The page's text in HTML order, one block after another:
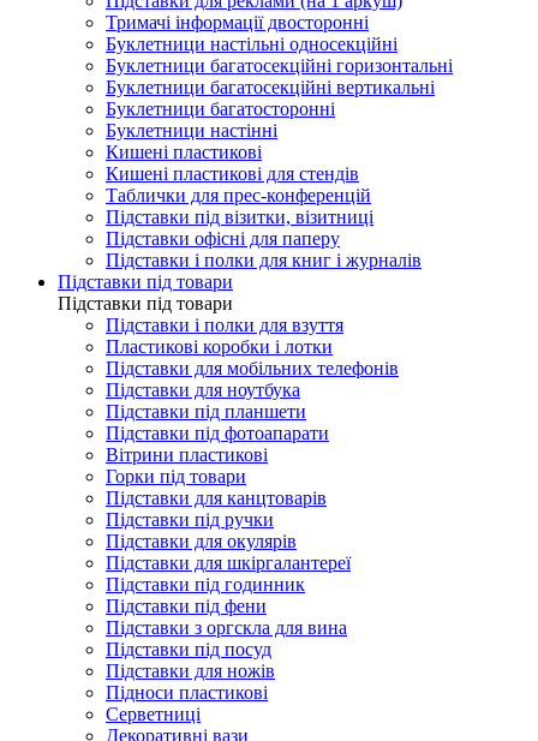
Тримачі інформації двосторонні
Буклетници настільні односекційні
Буклетници багатосекційні горизонтальні
Буклетници багатосекційні вертикальні
Буклетници багатосторонні
Буклетници настінні
Кишені пластикові
Кишені пластикові для стендів
Таблички для прес-конференцій
Підставки під візитки, візитниці
Підставки офісні для паперу
Підставки і полки для книг і журналів
Підставки під товари
Підставки під товари
Підставки і полки для взуття
Пластикові коробки і лотки
Підставки для мобільних телефонів
Підставки для ноутбука
Підставки під планшети
Підставки під фотоапарати
Вітрини пластикові
Горки під товари
Підставки для канцтоварів
Підставки під ручки
Підставки для окулярів
Підставки для шкіргалантереї
Підставки під годинник
Підставки під фени
Підставки з оргскла для вина
Підставки під посуд
Підставки для ножів
Підноси пластикові
Серветниці
Декоративні вази